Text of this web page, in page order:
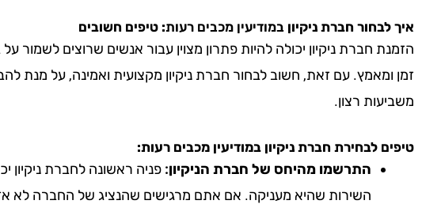
איך לבחור חברת ניקיון במודיעין מכבים רעות: טיפים חשובים
הזמנת חברת ניקיון יכולה להיות פתרון מצוין עבור אנשים שרוצים לשמור
זמן ומאמץ. עם זאת, חשוב לבחור חברת ניקיון מקצועית ואמינה, על מנת
משביעות רצון.
טיפים לבחירת חברת ניקיון במודיעין מכבים רעות:
התרשמו מהיחס של חברת הניקיון: פניה ראשונה לחברת ניקיון
השירות שהיא מעניקה. אם אתם מרגישים שהנציג של החברה לא